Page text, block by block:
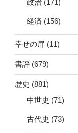
経済 (156)
幸せの扉 (11)
書評 (679)
歴史 (881)
中世史 (71)
古代史 (73)